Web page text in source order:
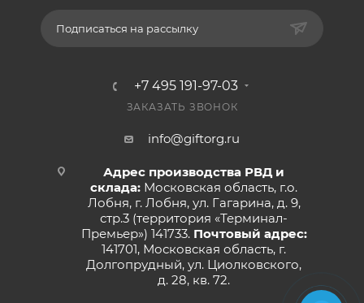
Подписаться на рассылку
+7 495 191-97-03
ЗАКАЗАТЬ ЗВОНОК
info@giftorg.ru
Адрес производства РВД и
склада: Московская область, г.о.
Лобня, г. Лобня, ул. Гагарина, д. 9,
стр.3 (территория «Терминал-
Премьер») 141733. Почтовый адрес:
141701, Московская область, г.
Долгопрудный, ул. Циолковского,
д. 28, кв. 72.